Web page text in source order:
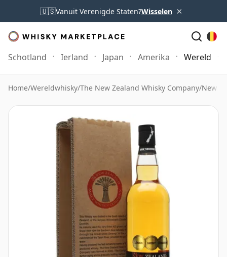
🇺🇸Vanuit Verenigde Staten?Wisselen ×
Schotland Ierland Japan Amerika Wereld
Home/Wereldwhisky/The New Zealand Whisky Company/New